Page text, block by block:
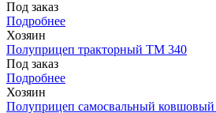
Под заказ
Подробнее
Хозяин
Полуприцеп тракторный TM 340
Под заказ
Подробнее
Хозяин
Полуприцеп самосвальный ковшовый